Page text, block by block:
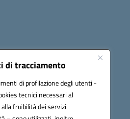
di tracciamento
di profilazione degli utenti -
tecnici necessari al
fruibilità dei servizi